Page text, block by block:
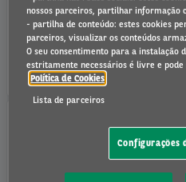
GEN-E - AUT: 376 KM
+IVA/mês
60 meses
15000 km/ano
Hyundai Inster - 100% Elétrico
nossos parceiros, partilhar informação
- partilha de conteúdo: estes cookies
parceiros, visualizar os conteúdos
O seu consentimento para a instalação
estritamente necessários é livre e
Política de Cookies
Lista de parceiros
Configurações